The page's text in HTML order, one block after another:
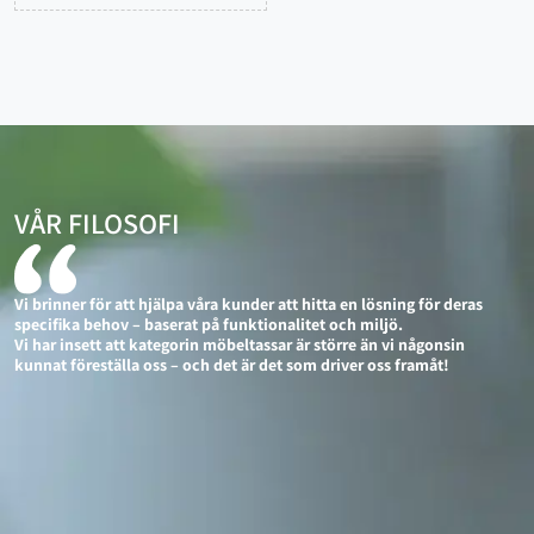
VÅR FILOSOFI
Vi brinner för att hjälpa våra kunder att hitta en lösning för deras
specifika behov – baserat på funktionalitet och miljö.
Vi har insett att kategorin möbeltassar är större än vi någonsin
kunnat föreställa oss – och det är det som driver oss framåt!